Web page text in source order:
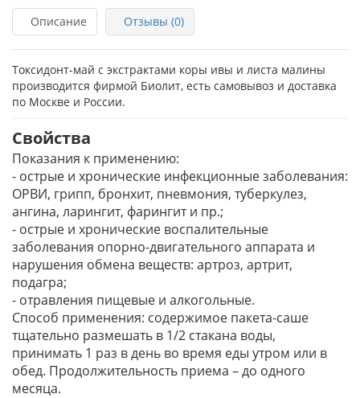
Описание Отзывы (0)
Токсидонт-май с экстрактами коры ивы и листа малины
производится фирмой Биолит, есть самовывоз и доставка
по Москве и России.
Свойства
Показания к применению:
- острые и хронические инфекционные заболевания:
ОРВИ, грипп, бронхит, пневмония, туберкулез,
ангина, ларингит, фарингит и пр.;
- острые и хронические воспалительные
заболевания опорно-двигательного аппарата и
нарушения обмена веществ: артроз, артрит,
подагра;
- отравления пищевые и алкогольные.
Способ применения: содержимое пакета-саше
тщательно размешать в 1/2 стакана воды,
принимать 1 раз в день во время еды утром или в
обед. Продолжительность приема – до одного
месяца.